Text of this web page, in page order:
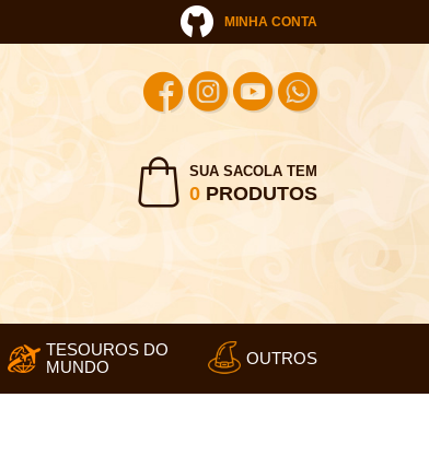
MINHA CONTA
SUA SACOLA TEM
0PRODUTOS
TESOUROS DO
MUNDO
OUTROS